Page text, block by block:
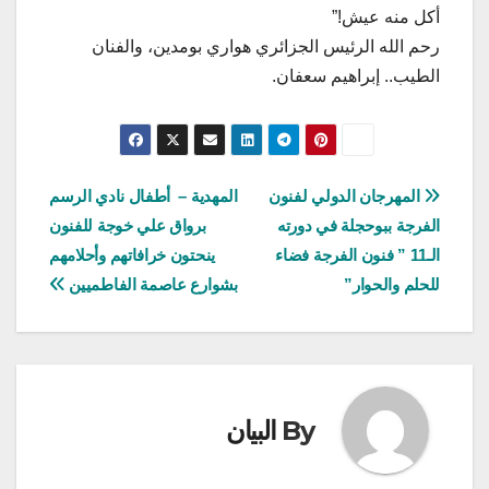
أكل منه عيش!”
​رحم الله الرئيس الجزائري هواري بومدين، والفنان
الطيب.. إبراهيم سعفان.
تصفّح
المقالات
المهدية – أطفال نادي الرسم
برواق علي خوجة للفنون
ينحتون خرافاتهم وأحلامهم
بشوارع عاصمة الفاطميين
المهرجان الدولي لفنون
الفرجة ببوحجلة في دورته
الـ11 ” فنون الفرجة فضاء
للحلم والحوار”
By البيان